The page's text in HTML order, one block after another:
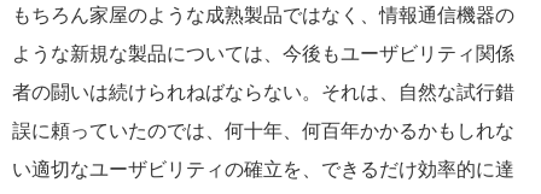
もちろん家屋のような成熟製品ではなく、情報通信機器の
ような新規な製品については、今後もユーザビリティ関係
者の闘いは続けられねばならない。それは、自然な試行錯
誤に頼っていたのでは、何十年、何百年かかるかもしれな
い適切なユーザビリティの確立を、できるだけ効率的に達